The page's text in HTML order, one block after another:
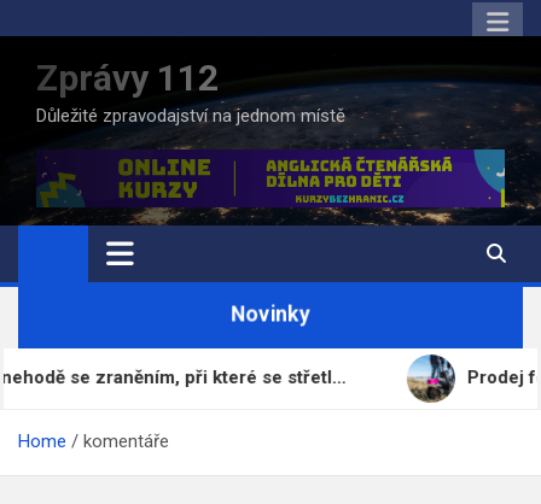
to
contentZprávy 112
Důležité zpravodajství na jednom místě
Novinky
při které se střetl… Prodej
Home komentáře